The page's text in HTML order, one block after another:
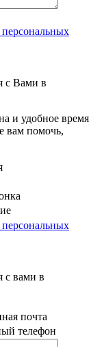
с Вами в
и удобное время
вам помочь,
с вами в
почта
телефон